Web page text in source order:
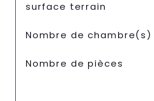
surface terrain
Nombre de chambre(s)
Nombre de pièces